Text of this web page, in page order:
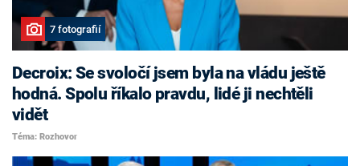
7 fotografií
Decroix: Se svoločí jsem byla na vládu ještě
hodná. Spolu říkalo pravdu, lidé ji nechtěli
vidět
Téma: Rozhovor